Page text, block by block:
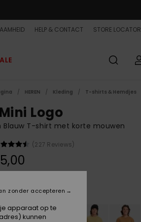
HELP & CONTACT STORE LOCATOR
HEREN Kleding T-shirts & Hemdjes
Logo
Blauw T-shirt met korte mouwen
(227 Reviews)
Denim
apparaat op te
kunnen
zonder accepteren